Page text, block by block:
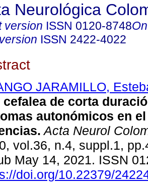
Neurológica
version ISSN 0120-8748
ISSN 2422-4022
JARAMILLO,
cefalea de corta
autonómicos en
Acta Neurol
vol.36, n.4, suppl.1,
May 14, 2021. ISSN
doi.org/10.22379/